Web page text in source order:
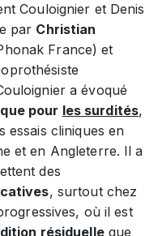
Couloignier et Denis
par Christian
France) et
a évoqué
pour les surdités,
essais cliniques en
et en Angleterre. Il a
des
, surtout chez
où il est
résiduelleque